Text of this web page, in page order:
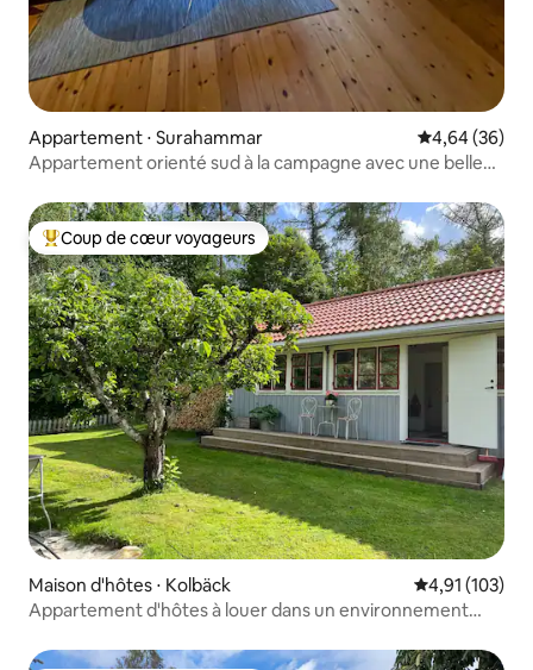
Appartement ⋅ Surahammar Évaluation
4,64 (36)
Appartement orienté sud à la campagne avec une belle
Coups de cœur voyageurs les plus appréciés
Coup de cœur voyageurs
Maison d'hôtes ⋅ Kolbäck Évaluation
4,91 (103)
Appartement d'hôtes à louer dans un environnement